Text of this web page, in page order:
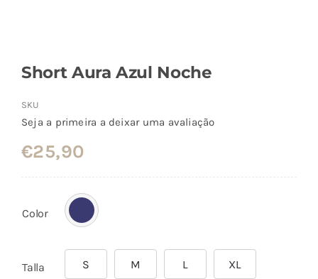
Short Aura Azul Noche
SKU
Seja a primeira a deixar uma avaliação
€25,90
Color
Talla S M L XL